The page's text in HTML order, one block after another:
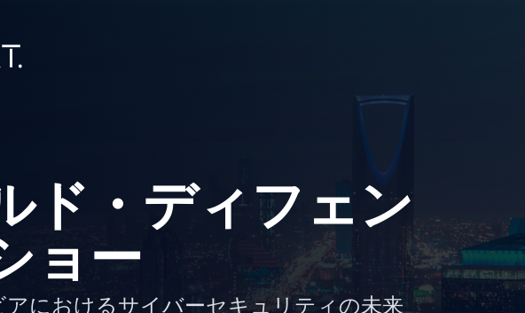
ド・ディフェン
ョー
におけるサイバーセキュリティの未来